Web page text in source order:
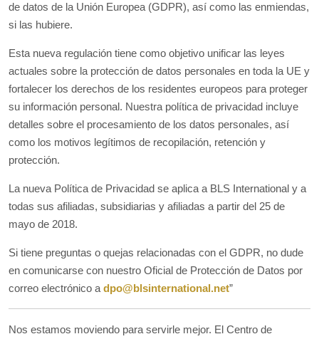
de datos de la Unión Europea (GDPR), así como las enmiendas,
si las hubiere.
Esta nueva regulación tiene como objetivo unificar las leyes
actuales sobre la protección de datos personales en toda la UE y
fortalecer los derechos de los residentes europeos para proteger
su información personal. Nuestra política de privacidad incluye
detalles sobre el procesamiento de los datos personales, así
como los motivos legítimos de recopilación, retención y
protección.
La nueva Política de Privacidad se aplica a BLS International y a
todas sus afiliadas, subsidiarias y afiliadas a partir del 25 de
mayo de 2018.
Si tiene preguntas o quejas relacionadas con el GDPR, no dude
en comunicarse con nuestro Oficial de Protección de Datos por
correo electrónico a dpo@blsinternational.net”
Nos estamos moviendo para servirle mejor. El Centro de